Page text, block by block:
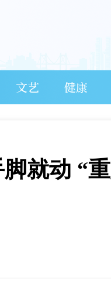
文艺 健康
就动 “